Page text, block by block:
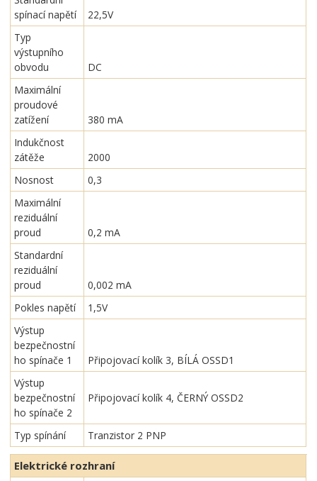
spínací napětí
22,5V
Typ
výstupního
obvodu
DC
Maximální
proudové
zatížení
380 mA
Indukčnost
zátěže
2000
Nosnost
0,3
Maximální
reziduální
proud
0,2 mA
Standardní
reziduální
proud
0,002 mA
Pokles napětí
1,5V
Výstup
bezpečnostní
ho spínače 1
Připojovací kolík 3, BÍLÁ OSSD1
Výstup
bezpečnostní
ho spínače 2
Připojovací kolík 4, ČERNÝ OSSD2
Typ spínání Tranzistor 2 PNP
Elektrické rozhraní